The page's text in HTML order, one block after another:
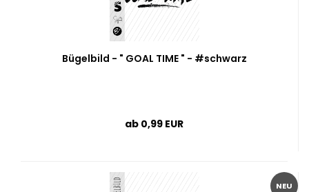
Bügelbild - " GOAL TIME " - #schwarz
ab 0,99 EUR
NEU